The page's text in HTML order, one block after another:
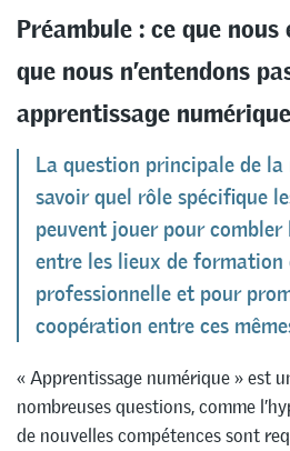
Préambule : ce que
que nous n’entendons
apprentissage
La question principale de
savoir quel rôle spécifique
peuvent jouer pour
entre les lieux de
professionnelle et pour
coopération entre ces
« Apprentissage numérique » est
nombreuses questions, comme
de nouvelles compétences sont